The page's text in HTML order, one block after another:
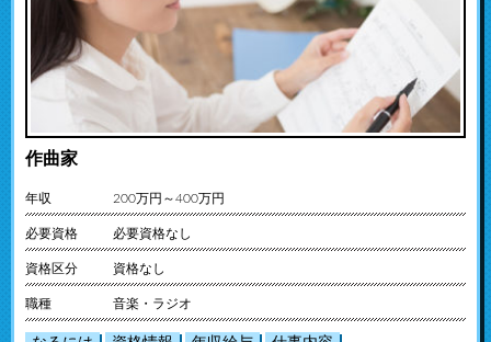
作曲家
年収 200万円～400万円
必要資格 必要資格なし
資格区分 資格なし
職種 音楽・ラジオ